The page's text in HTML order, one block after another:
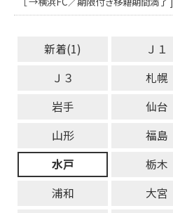
新着(1) Ｊ１
Ｊ３
札幌
岩手
仙台
山形
福島
水戸
栃木
浦和
大宮